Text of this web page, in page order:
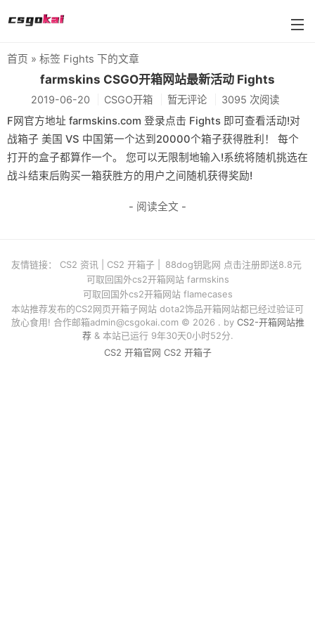
farmskins
88dog
flamecases
88hash-jp
首页 » 标签 Fights 下的文章
farmskins CSGO开箱网站最新活动 Fights
2019-06-20 CSGO开箱 暂无评论 3095 次阅读
F网官方地址 farmskins.com 登录点击 Fights 即可查看活动!对
战箱子 美国 VS 中国第一个达到20000个箱子获得胜利！ 每个
打开的盒子都算作一个。 您可以无限制地输入!系统将随机挑选在
战斗结束后购买一箱获胜方的用户之间随机获得奖励!
- 阅读全文 -
友情链接： CS2 资讯 CS2 开箱子
88dog钥匙网 点击注册即送8.8元
可取回国外cs2开箱网站 farmskins
可取回国外cs2开箱网站 flamecases
本站推荐发布的CS2网页开箱子网站 dota2饰品开箱网站都已经过验证可
放心食用! 合作邮箱admin@csgokai.com© 2026 . by CS2-开箱网站推
荐& 本站已运行 9年30天0小时52分.
CS2 开箱官网 CS2 开箱子